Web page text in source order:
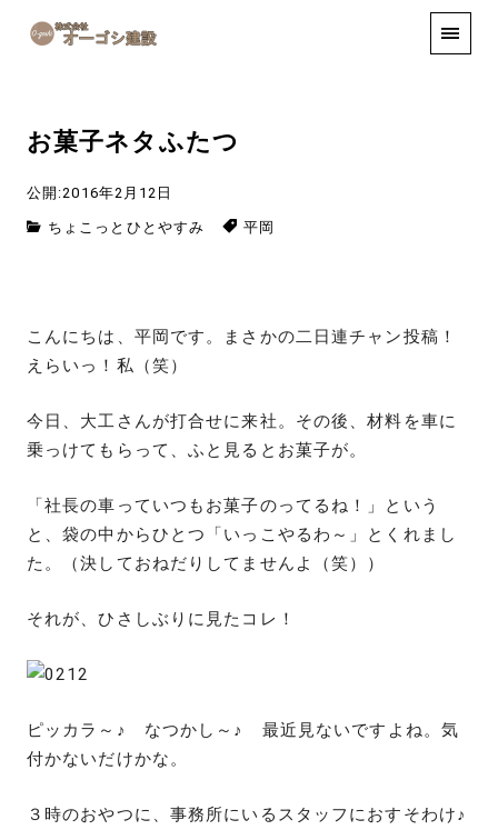
手しごと
お菓子ネタふたつ
公開:2016年2月12日
ちょこっとひとやすみ 平岡
こんにちは、平岡です。まさかの二日連チャン投稿！
えらいっ！私（笑）
今日、大工さんが打合せに来社。その後、材料を車に
乗っけてもらって、ふと見るとお菓子が。
「社長の車っていつもお菓子のってるね！」という
と、袋の中からひとつ「いっこやるわ～」とくれまし
た。（決しておねだりしてませんよ（笑））
それが、ひさしぶりに見たコレ！
ピッカラ～♪ なつかし～♪ 最近見ないですよね。気
付かないだけかな。
３時のおやつに、事務所にいるスタッフにおすそわけ♪